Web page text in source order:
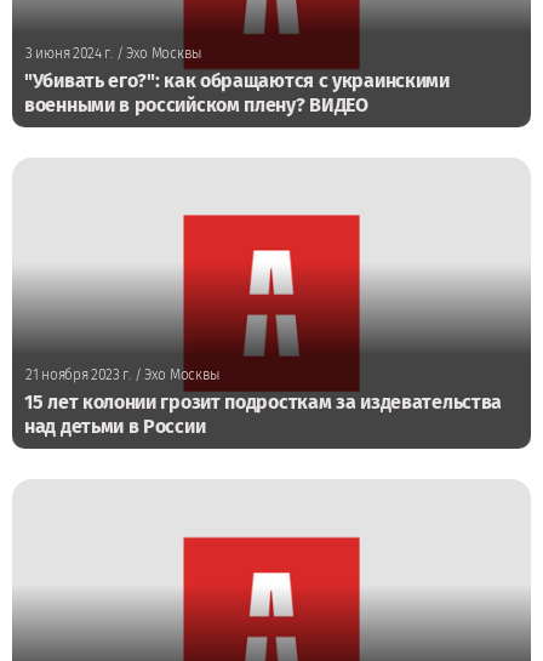
3 июня 2024 г. / Эхо Москвы
"Убивать его?": как обращаются с украинскими
военными в российском плену? ВИДЕО
21 ноября 2023 г./ Эхо Москвы
15 лет колонии грозит подросткам за издевательства
над детьми в России